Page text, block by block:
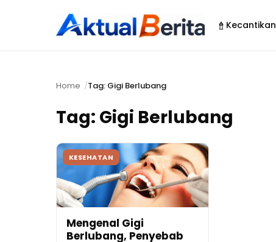
Kecantikan
Home Tag: Gigi Berlubang
Tag: Gigi Berlubang
KESEHATAN
Mengenal Gigi
Berlubang, Penyebab